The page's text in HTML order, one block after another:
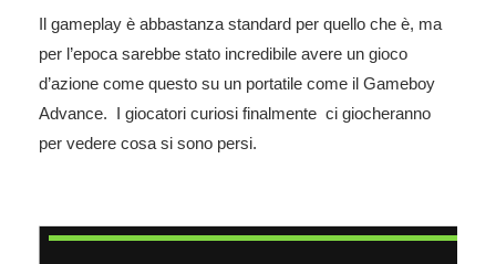
Il gameplay è abbastanza standard per quello che è, ma
per l’epoca sarebbe stato incredibile avere un gioco
d’azione come questo su un portatile come il Gameboy
Advance. I giocatori curiosi finalmente ci giocheranno
per vedere cosa si sono persi.